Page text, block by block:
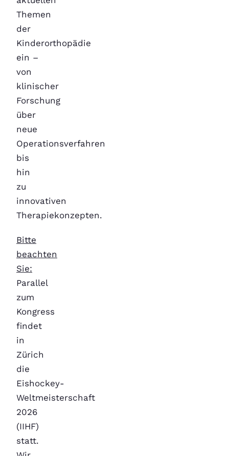
Themen
der
Kinderorthopädie
ein –
von
klinischer
Forschung
über
neue
Operationsverfahren
bis
hin
zu
innovativen
Therapiekonzepten.
Bitte
beachten
Sie:
Parallel
zum
Kongress
findet
in
Zürich
die
Eishockey-
Weltmeisterschaft
2026
(IIHF)
statt.